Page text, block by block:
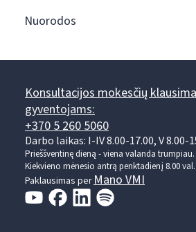
Nuorodos
Konsultacijos mokesčių
gyventojams:
+370 5 260 5060
Darbo laikas: I-IV 8.00-17.00, V 8.00-
Prieššventinę dieną - viena valanda trumpiau.
Kiekvieno mėnesio antrą penktadienį 8.00 val.
Paklausimas per Mano VMI